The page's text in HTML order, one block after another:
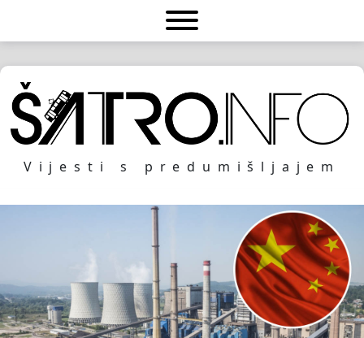
Vijesti s predumišljajem